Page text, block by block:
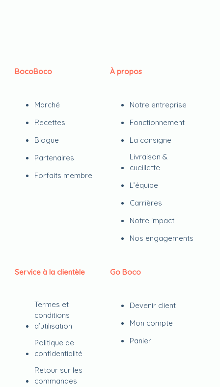
BocoBoco
Marché
Recettes
Blogue
Partenaires
Forfaits membre
À propos
Notre entreprise
Fonctionnement
La consigne
Livraison &
cueillette
L’équipe
Carrières
Notre impact
Nos engagements
Service à la clientèle
Termes et
conditions
d’utilisation
Politique de
confidentialité
Retour sur les
commandes
Go Boco
Devenir client
Mon compte
Panier